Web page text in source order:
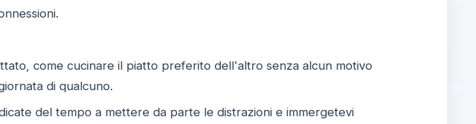
come cucinare il piatto preferito dell'altro senza alcun motivo
di qualcuno.
del tempo a mettere da parte le distrazioni e immergetevi